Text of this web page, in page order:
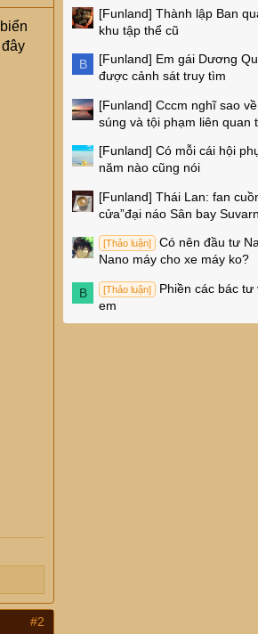
#2
[Funland] Thành lập Ban
khu tập thể cũ
B [Funland] Em gái Dương
được cảnh sát truy tìm
[Funland] Cccm nghĩ sao
súng và tội phạm liên quan
[Funland] Có mỗi cái hội
năm nào cũng nói
[Funland] Thái Lan: fan
cửa”đại náo Sân bay
[Thảo luận]
Có nên đầu tư
Nano máy cho xe máy ko?
B [Thảo luận]
Phiền các bác tư
em